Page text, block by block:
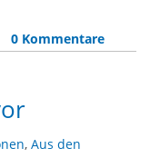
0 Kommentare
, Aus den